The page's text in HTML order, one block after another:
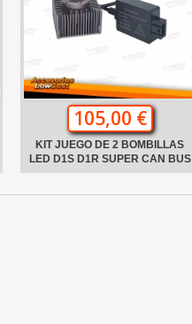
105,00 €
KIT JUEGO DE 2 BOMBILLAS
LED D1S D1R SUPER CAN BUS